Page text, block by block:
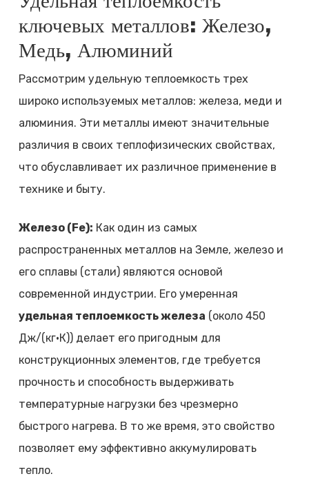
ключевых металлов: Железо,
Медь, Алюминий
Рассмотрим удельную теплоемкость трех
широко используемых металлов: железа, меди и
алюминия. Эти металлы имеют значительные
различия в своих теплофизических свойствах,
что обуславливает их различное применение в
технике и быту.
Железо (Fe): Как один из самых
распространенных металлов на Земле, железо и
его сплавы (стали) являются основой
современной индустрии. Его умеренная
удельная теплоемкость железа (около 450
Дж/(кг·К)) делает его пригодным для
конструкционных элементов, где требуется
прочность и способность выдерживать
температурные нагрузки без чрезмерно
быстрого нагрева. В то же время, это свойство
позволяет ему эффективно аккумулировать
тепло.